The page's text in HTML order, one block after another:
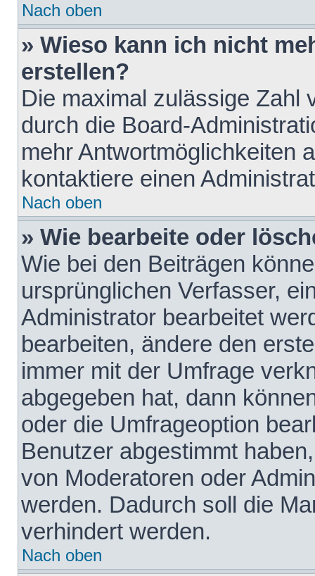
Nach oben
» Wieso kann ich nicht
erstellen?
Die maximal zulässige Zahl
durch die Board-
mehr Antwortmöglichkeiten
kontaktiere einen
Nach oben
» Wie bearbeite oder
Wie bei den Beiträgen
ursprünglichen Verfasser,
Administrator bearbeitet
bearbeiten, ändere den
immer mit der Umfrage
abgegeben hat, dann
oder die Umfrageoption
Benutzer abgestimmt
von Moderatoren oder
werden. Dadurch soll die
verhindert werden.
Nach oben